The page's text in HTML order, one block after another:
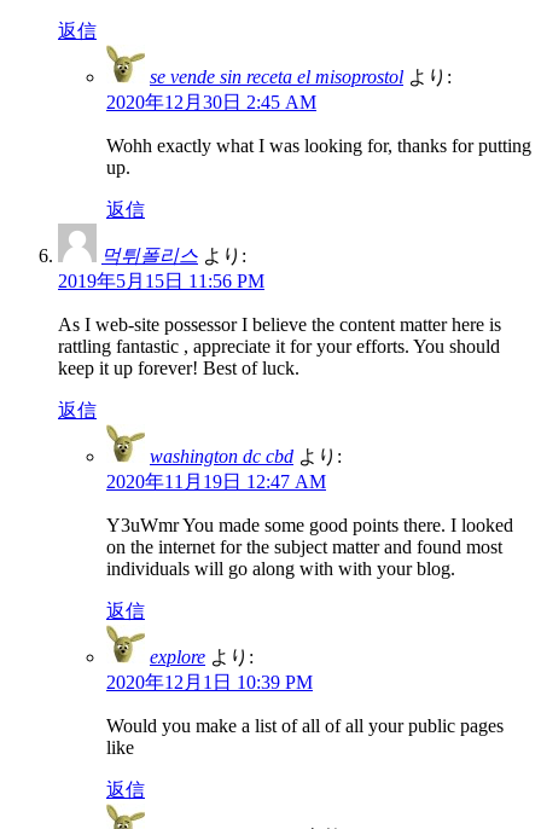
返信
se vende sin receta el misoprostol より:
2020年12月30日 2:45 AM
Wohh exactly what I was looking for, thanks for putting
up.
返信
먹튀폴리스 より:
2019年5月15日 11:56 PM
As I web-site possessor I believe the content matter here is
rattling fantastic , appreciate it for your efforts. You should
keep it up forever! Best of luck.
返信
washington dc cbd より:
2020年11月19日 12:47 AM
Y3uWmr You made some good points there. I looked
on the internet for the subject matter and found most
individuals will go along with with your blog.
返信
explore より:
2020年12月1日 10:39 PM
Would you make a list of all of all your public pages
like
返信